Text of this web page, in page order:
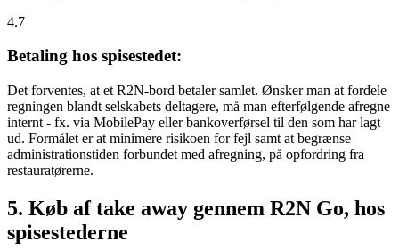
4.7
Betaling hos spisestedet:
Det forventes, at et R2N-bord betaler samlet. Ønsker man at fordele
regningen blandt selskabets deltagere, må man efterfølgende afregne
internt - fx. via MobilePay eller bankoverførsel til den som har lagt
ud. Formålet er at minimere risikoen for fejl samt at begrænse
administrationstiden forbundet med afregning, på opfordring fra
restauratørerne.
5. Køb af take away gennem R2N Go, hos
spisestederne